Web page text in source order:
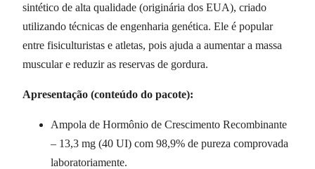
sintético de alta qualidade (originária dos EUA), criado
utilizando técnicas de engenharia genética. Ele é popular
entre fisiculturistas e atletas, pois ajuda a aumentar a massa
muscular e reduzir as reservas de gordura.
Apresentação (conteúdo do pacote):
Ampola de Hormônio de Crescimento Recombinante
– 13,3 mg (40 UI) com 98,9% de pureza comprovada
laboratoriamente.